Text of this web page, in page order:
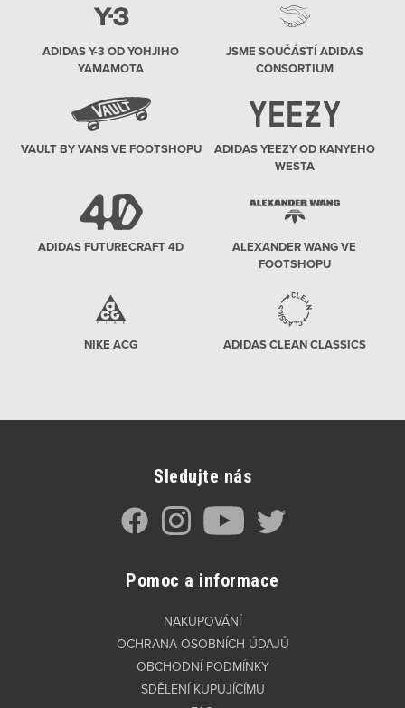
ADIDAS Y-3 OD YOHJIHO
YAMAMOTA
JSME SOUČÁSTÍ ADIDAS
CONSORTIUM
VAULT BY VANS VE FOOTSHOPU
ADIDAS YEEZY OD KANYEHO
WESTA
ADIDAS FUTURECRAFT 4D
ALEXANDER WANG VE
FOOTSHOPU
NIKE ACG ADIDAS CLEAN CLASSICS
Sledujte nás
Pomoc a informace
NAKUPOVÁNÍ
OCHRANA OSOBNÍCH ÚDAJŮ
OBCHODNÍ PODMÍNKY
SDĚLENÍ KUPUJÍCÍMU